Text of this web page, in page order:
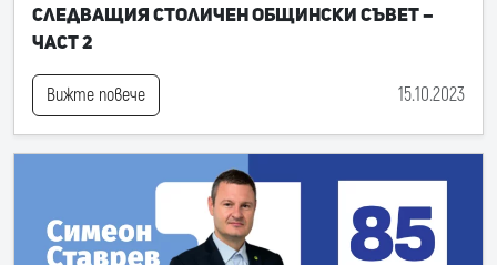
следващия Столичен общински съвет –
част 2
Вижте повече 15.10.2023